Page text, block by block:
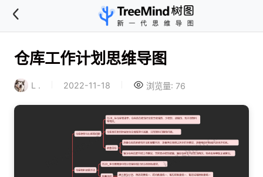
仓库工作计划思维导图
L . 2022-11-18 浏览量: 76